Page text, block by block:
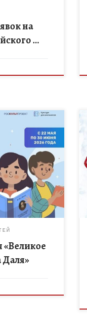
на
…
«Культура
2026 года
наследие
[…]
«Великое